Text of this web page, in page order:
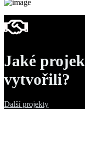
Jaké
vytvořili?
Další projekty